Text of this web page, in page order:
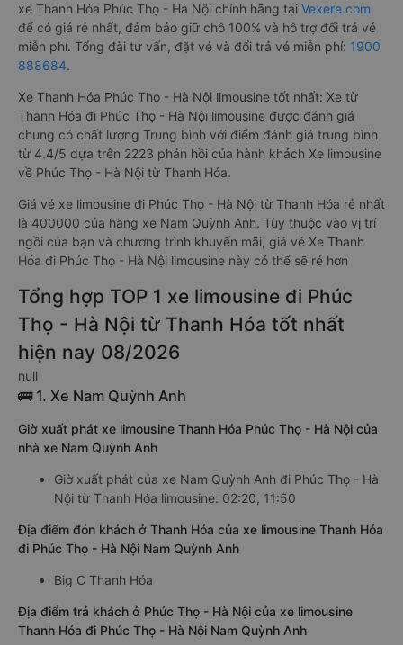
xe Thanh Hóa Phúc Thọ - Hà Nội chính hãng tại Vexere.com
để có giá rẻ nhất, đảm bảo giữ chỗ 100% và hỗ trợ đổi trả vé
miễn phí. Tổng đài tư vấn, đặt vé và đổi trả vé miễn phí: 1900
888684.
Xe Thanh Hóa Phúc Thọ - Hà Nội limousine tốt nhất: Xe từ
Thanh Hóa đi Phúc Thọ - Hà Nội limousine được đánh giá
chung có chất lượng Trung bình với điểm đánh giá trung bình
từ 4.4/5 dựa trên 2223 phản hồi của hành khách Xe limousine
về Phúc Thọ - Hà Nội từ Thanh Hóa.
Giá vé xe limousine đi Phúc Thọ - Hà Nội từ Thanh Hóa rẻ nhất
là 400000 của hãng xe Nam Quỳnh Anh. Tùy thuộc vào vị trí
ngồi của bạn và chương trình khuyến mãi, giá vé Xe Thanh
Hóa đi Phúc Thọ - Hà Nội limousine này có thể sẽ rẻ hơn
Tổng hợp TOP 1 xe limousine đi Phúc
Thọ - Hà Nội từ Thanh Hóa tốt nhất
hiện nay 08/2026
null
🚌 1. Xe Nam Quỳnh Anh
Giờ xuất phát xe limousine Thanh Hóa Phúc Thọ - Hà Nội của
nhà xe Nam Quỳnh Anh
Giờ xuất phát của xe Nam Quỳnh Anh đi Phúc Thọ - Hà
Nội từ Thanh Hóa limousine: 02:20, 11:50
Địa điểm đón khách ở Thanh Hóa của xe limousine Thanh Hóa
đi Phúc Thọ - Hà Nội Nam Quỳnh Anh
Big C Thanh Hóa
Địa điểm trả khách ở Phúc Thọ - Hà Nội của xe limousine
Thanh Hóa đi Phúc Thọ - Hà Nội Nam Quỳnh Anh